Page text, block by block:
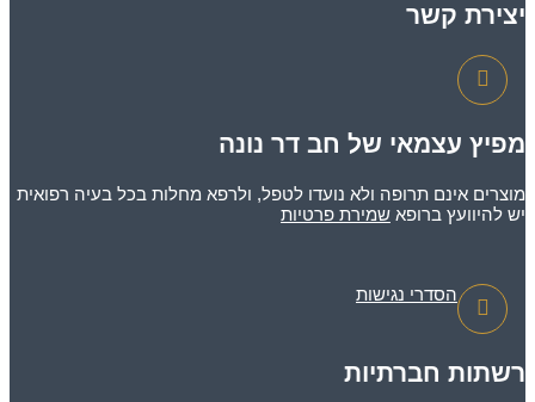
יצירת קשר
מפיץ עצמאי של חב דר נונה
מוצרים אינם תרופה ולא נועדו לטפל, ולרפא מחלות בכל בעיה רפואית
יש להיוועץ ברופא שמירת פרטיות
הסדרי נגישות
רשתות חברתיות